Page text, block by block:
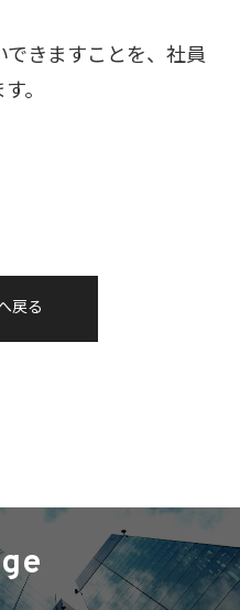
きますことを、社員
。
戻る